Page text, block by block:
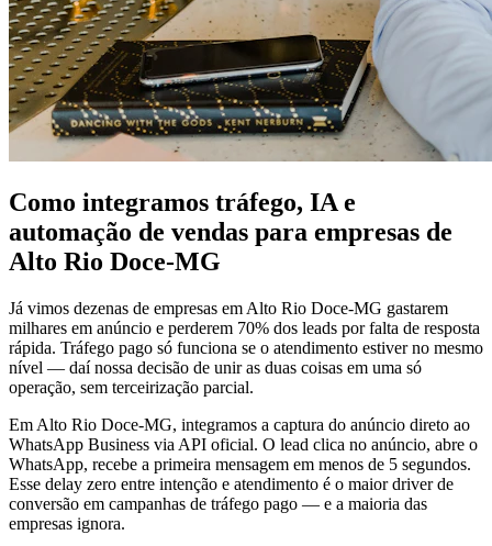
Como integramos tráfego, IA e
automação de vendas para empresas de
Alto Rio Doce-MG
Já vimos dezenas de empresas em Alto Rio Doce-MG gastarem
milhares em anúncio e perderem 70% dos leads por falta de resposta
rápida. Tráfego pago só funciona se o atendimento estiver no mesmo
nível — daí nossa decisão de unir as duas coisas em uma só
operação, sem terceirização parcial.
Em Alto Rio Doce-MG, integramos a captura do anúncio direto ao
WhatsApp Business via API oficial. O lead clica no anúncio, abre o
WhatsApp, recebe a primeira mensagem em menos de 5 segundos.
Esse delay zero entre intenção e atendimento é o maior driver de
conversão em campanhas de tráfego pago — e a maioria das
empresas ignora.